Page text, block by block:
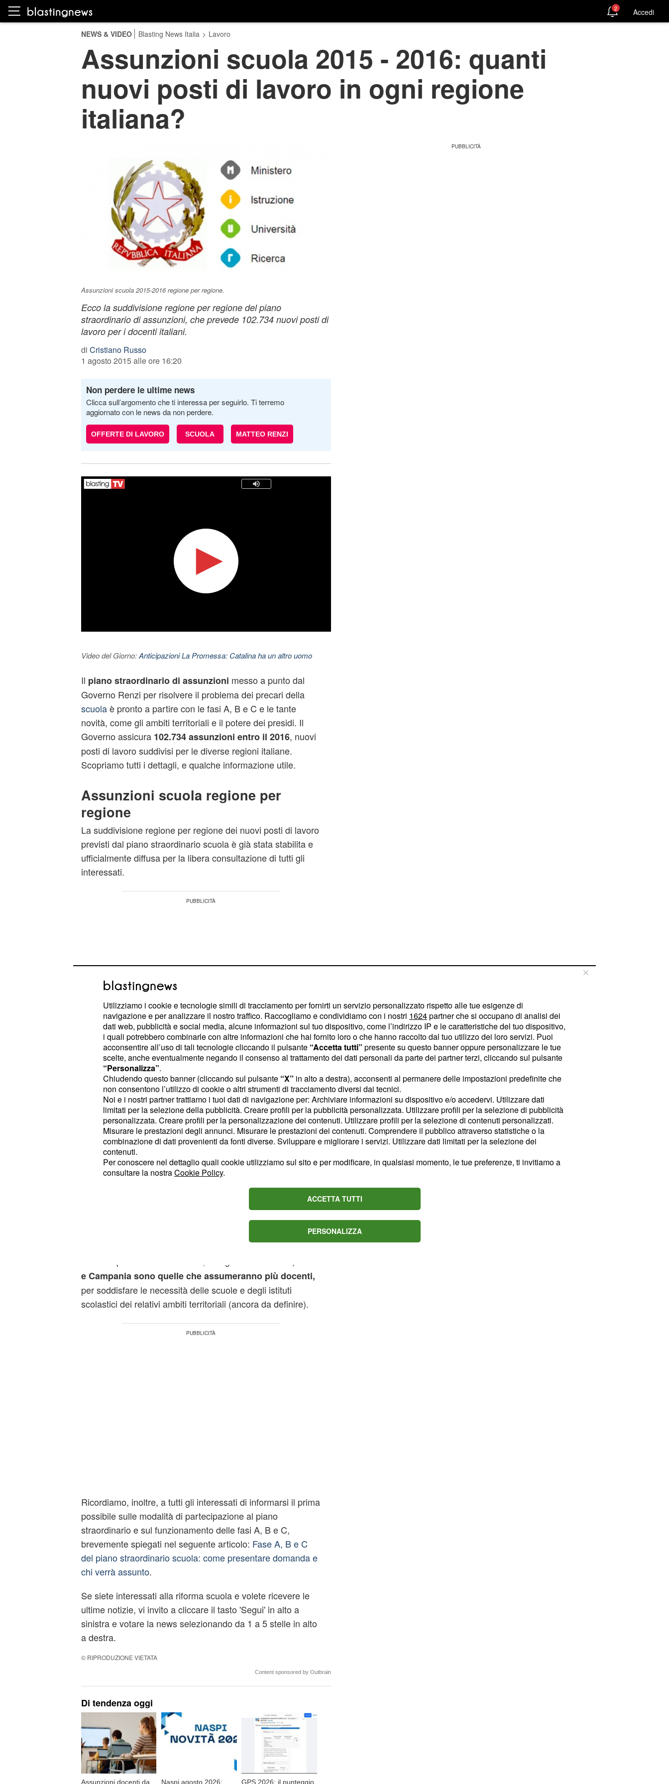
2 Accedi
NEWS & VIDEO Blasting News Italia > Lavoro
Assunzioni scuola 2015 - 2016: quanti
nuovi posti di lavoro in ogni regione
italiana?
Assunzioni scuola 2015-2016 regione per regione.
Ecco la suddivisione regione per regione del piano
straordinario di assunzioni, che prevede 102.734 nuovi posti di
lavoro per i docenti italiani.
di Cristiano Russo
1 agosto 2015 alle ore 16:20
Non perdere le ultime news
Clicca sull’argomento che ti interessa per seguirlo. Ti terremo
aggiornato con le news da non perdere.
OFFERTE DI LAVORO SCUOLA MATTEO RENZI
Video del Giorno:Anticipazioni La Promessa: Catalina ha un altro uomo
Il piano straordinario di assunzioni messo a punto dal
Governo Renzi per risolvere il problema dei precari della
scuolaè pronto a partire con le fasi A, B e C e le tante
novità, come gli ambiti territoriali e il potere dei presidi. Il
Governo assicura 102.734 assunzioni entro il 2016, nuovi
posti di lavoro suddivisi per le diverse regioni italiane.
Scopriamo tutti i dettagli, e qualche informazione utile.
Assunzioni scuola regione per
regione
La suddivisione regione per regione dei nuovi posti di lavoro
previsti dal piano straordinario scuola è già stata stabilita e
ufficialmente diffusa per la libera consultazione di tutti gli
interessati.
Come già anticipato, le diverse fasi prevedono l'assunzione
di circa 102.000 docenti entro la fine del 2016; si tratta di
nuovi contratti di lavoro, che dovrebbero quantomeno
tamponare il problema della precarietà nella scuola, proposti
dai dirigenti scolastici degli istituti distribuiti nei diversi ambiti
territoriali. Volendo riassumere il piano assunzioni in poche
parole, è possibile fare una suddivisione in due fasi
principali: nella primasarà proposto un lavoro a circa 47.000
docenti entro il 2015, nella seconda si terrà il
seguito l'elenco delle regioni italiane con relativo numero di
posti di lavoro e assunzioni previste pubblicato dal
e Campania sono quelle che assumeranno più docenti,
per soddisfare le necessità delle scuole e degli istituti
scolastici dei relativi ambiti territoriali (ancora da definire).
Ricordiamo, inoltre, a tutti gli interessati di informarsi il prima
possibile sulle modalità di partecipazione al piano
straordinario e sul funzionamento delle fasi A, B e C,
brevemente spiegati nel seguente articolo: Fase A, B e C
del piano straordinario scuola: come presentare domanda e
chi verrà assunto.
Se siete interessati alla riforma scuola e volete ricevere le
ultime notizie, vi invito a cliccare il tasto 'Segui' in alto a
sinistra e votare la news selezionando da 1 a 5 stelle in alto
a destra.
© RIPRODUZIONE VIETATA
Content sponsored by Outbrain
Di tendenza oggi
Assunzioni docenti da Naspi agosto 2026: GPS 2026: il punteggio
Utilizziamo i cookie e tecnologie simili di tracciamento per fornirti un servizio personalizzato rispetto alle tue esigenze di
navigazione e per analizzare il nostro traffico. Raccogliamo e condividiamo con i nostri 1624partner che si occupano di analisi dei
dati web, pubblicità e social media, alcune informazioni sul tuo dispositivo, come l’indirizzo IP e le caratteristiche del tuo dispositivo,
i quali potrebbero combinarle con altre informazioni che hai fornito loro o che hanno raccolto dal tuo utilizzo dei loro servizi. Puoi
acconsentire all’uso di tali tecnologie cliccando il pulsante “Accetta tutti” presente su questo banner oppure personalizzare le tue
scelte, anche eventualmente negando il consenso al trattamento dei dati personali da parte dei partner terzi, cliccando sul pulsante
“Personalizza”.
Chiudendo questo banner (cliccando sul pulsante “X” in alto a destra), acconsenti al permanere delle impostazioni predefinite che
non consentono l’utilizzo di cookie o altri strumenti di tracciamento diversi dai tecnici.
Noi e i nostri partner trattiamo i tuoi dati di navigazione per: Archiviare informazioni su dispositivo e/o accedervi. Utilizzare dati
limitati per la selezione della pubblicità. Creare profili per la pubblicità personalizzata. Utilizzare profili per la selezione di pubblicità
personalizzata. Creare profili per la personalizzazione dei contenuti. Utilizzare profili per la selezione di contenuti personalizzati.
Misurare le prestazioni degli annunci. Misurare le prestazioni dei contenuti. Comprendere il pubblico attraverso statistiche o la
combinazione di dati provenienti da fonti diverse. Sviluppare e migliorare i servizi. Utilizzare dati limitati per la selezione dei
contenuti.
Per conoscere nel dettaglio quali cookie utilizziamo sul sito e per modificare, in qualsiasi momento, le tue preferenze, ti invitiamo a
consultare la nostraCookie Policy.
ACCETTA TUTTI
PERSONALIZZA